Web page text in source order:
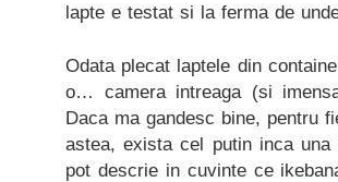
lapte e testat si la ferma de
Odata plecat laptele din
o… camera intreaga (si
Daca ma gandesc bine, pentru
astea, exista cel putin inca
pot descrie in cuvinte ce